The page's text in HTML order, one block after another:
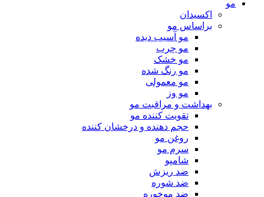
مو
اکسیدان
براساس مو
مو آسیب دیده
مو چرب
مو خشک
مو رنگ شده
مو معمولی
مو وز
بهداشت و مراقبت مو
تقویت کننده مو
حجم دهنده و درخشان کننده
روغن مو
سرم مو
شامپو
ضد ریزش
ضد شوره
ضد موخوره